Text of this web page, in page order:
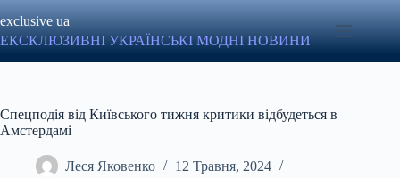
до
вмісту
exclusive ua
ЕКСКЛЮЗИВНІ УКРАЇНСЬКІ МОДНІ НОВИНИ
Спецподія від Київського тижня критики відбудеться в
Амстердамі
Леся Яковенко
12 Травня, 2024